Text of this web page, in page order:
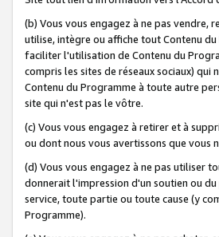
(b) Vous vous engagez à ne pas
utilise, intègre ou affiche tout Contenu
faciliter l'utilisation de Contenu du
compris les sites de réseaux sociaux)
Contenu du Programme à toute autre
site qui n'est pas le vôtre.
(c) Vous vous engagez à retirer et à
ou dont nous vous avertissons que vous
(d) Vous vous engagez à ne pas utiliser
donnerait l'impression d'un soutien ou
service, toute partie ou toute cause (y
Programme).